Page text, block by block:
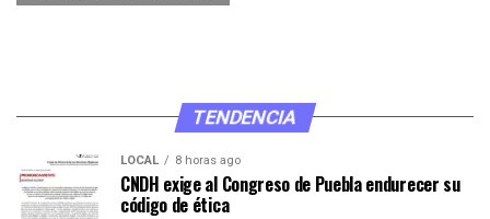
TENDENCIA
LOCAL 8 horas ago
CNDH exige al Congreso de Puebla endurecer su
código de ética